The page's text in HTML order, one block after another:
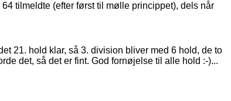
tilmeldte (efter først til mølle princippet), dels når
21. hold klar, så 3. division bliver med 6 hold, de to
det, så det er fint. God fornøjelse til alle hold :-)...